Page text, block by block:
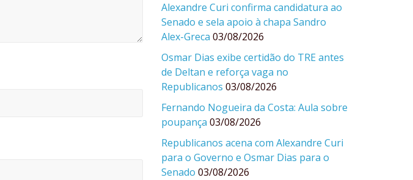
Alexandre Curi confirma candidatura ao
Senado e sela apoio à chapa Sandro
Alex-Greca 03/08/2026
Osmar Dias exibe certidão do TRE antes
de Deltan e reforça vaga no
Republicanos 03/08/2026
Fernando Nogueira da Costa: Aula sobre
poupança 03/08/2026
Republicanos acena com Alexandre Curi
para o Governo e Osmar Dias para o
Senado 03/08/2026